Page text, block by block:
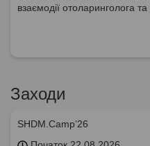
взаємодії отоларинголога
Заходи
SHDM.Camp’26